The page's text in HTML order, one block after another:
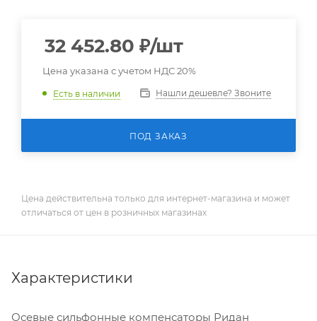
32 452.80 ₽/шт
Цена указана с учетом НДС 20%
Есть в наличии Нашли дешевле? Звоните
ПОД ЗАКАЗ
Цена действительна только для интернет-магазина и может
отличаться от цен в розничных магазинах
Характеристики
Осевые сильфонные компенсаторы Ридан